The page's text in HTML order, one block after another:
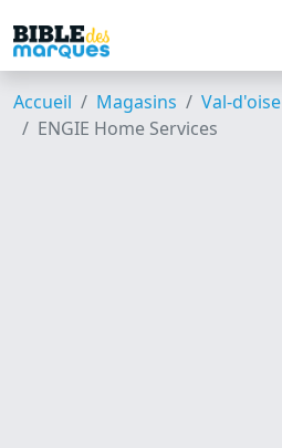
Accueil Magasins Val-d'oise
ENGIE Home Services